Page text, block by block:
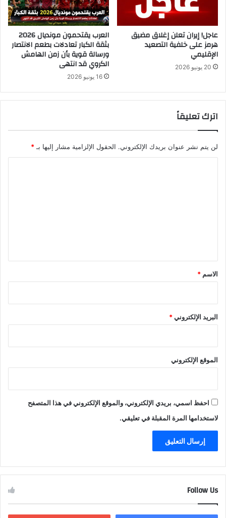
عاجل! إيران تعلن إغلاق مضيق
هرمز على خلفية التصعيد
الإقليمي
20 يونيو 2026
العرب يقتحمون مونديال 2026
بثقة الكبار تعادلات بطعم الانتصار
ورسالة قوية بأن زمن الهامش
الكروي قد انتهى
16 يونيو 2026
اترك تعليقاً
لن يتم نشر عنوان بريدك الإلكتروني. الحقول الإلزامية مشار إليها بـ *
*
الاسم *
البريد الإلكتروني*
الموقع الإلكتروني
احفظ اسمي، بريدي الإلكتروني، والموقع الإلكتروني في هذا المتصفح
لاستخدامها المرة المقبلة في تعليقي.
Follow Us